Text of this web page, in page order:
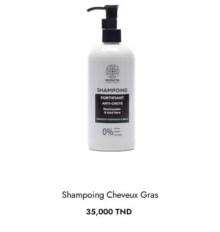
Shampoing Cheveux Gras
Prix
35,000 TND